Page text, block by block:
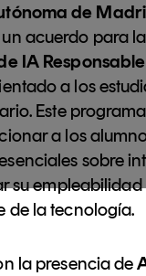
de
acuerdo para
IA
a los
Este
a los
sobre
su
de la tecnología.
la presencia de